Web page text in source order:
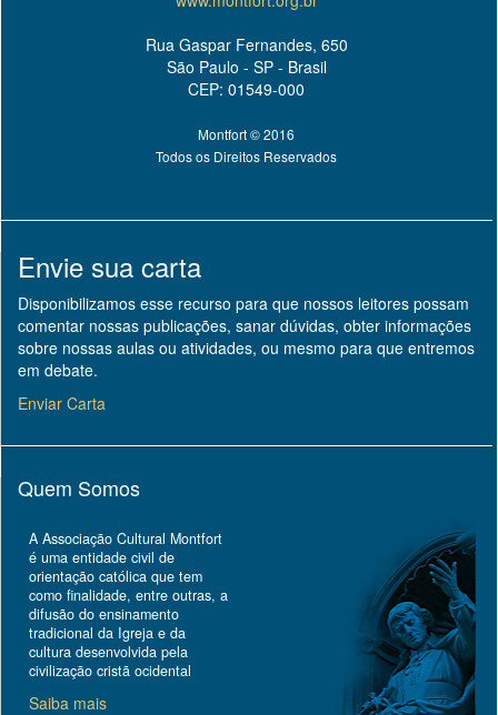
Rua Gaspar Fernandes, 650
São Paulo - SP - Brasil
CEP: 01549-000
Montfort © 2016
Todos os Direitos Reservados
Envie sua carta
Disponibilizamos esse recurso para que nossos leitores possam
comentar nossas publicações, sanar dúvidas, obter informações
sobre nossas aulas ou atividades, ou mesmo para que entremos
em debate.
Enviar Carta
Quem Somos
A Associação Cultural Montfort
é uma entidade civil de
orientação católica que tem
como finalidade, entre outras, a
difusão do ensinamento
tradicional da Igreja e da
cultura desenvolvida pela
civilização cristã ocidental
Saiba mais